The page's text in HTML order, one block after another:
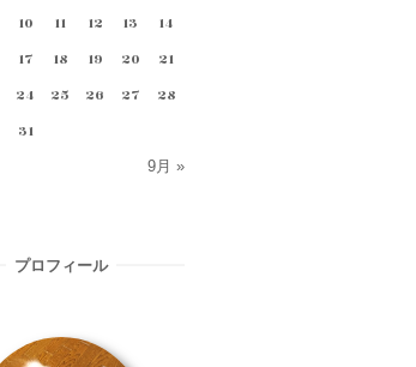
10 11 12 13
14
17 18 19 20
21
24 25 26 27
28
31
9月 »
プロフィール